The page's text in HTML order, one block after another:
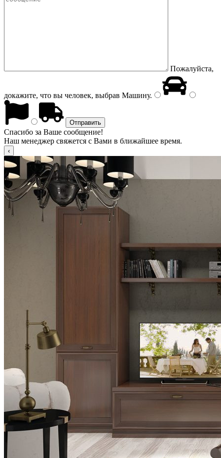
Пожалуйста,
докажите, что вы человек, выбрав Машину.
Спасибо за Ваше сообщение!
Наш менеджер свяжется с Вами в ближайшее время.